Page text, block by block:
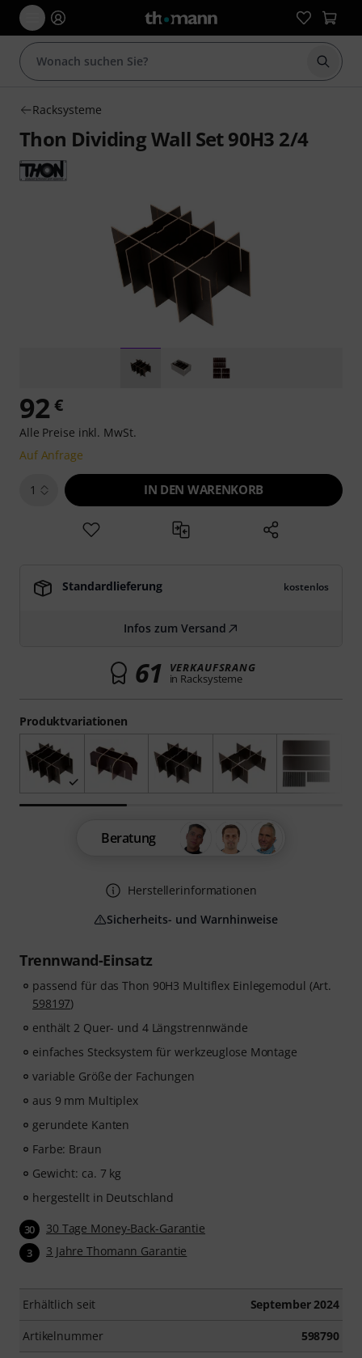
Suche
Racksysteme
Thon Dividing Wall Set 90H3 2/4
Trennwand-Einsatz
passend für das Thon 90H3 Multiflex Einlegemodul (Art.
598197)
enthält 2 Quer- und 4 Längstrennwände
einfaches Stecksystem für werkzeuglose Montage
variable Größe der Fachungen
aus 9 mm Multiplex
gerundete Kanten
Farbe: Braun
Gewicht: ca. 7 kg
hergestellt in Deutschland
30 30 Tage Money-Back-Garantie
3 3 Jahre Thomann Garantie
Erhältlich seit September 2024
Artikelnummer 598790
Produktvariationen
92 €
Alle Preise inkl. MwSt.
Auf Anfrage
1 IN DEN WARENKORB
Standardlieferung kostenlos
Infos zum Versand
61 VERKAUFSRANG
in Racksysteme
Beratung
Herstellerinformationen
Sicherheits- und Warnhinweise